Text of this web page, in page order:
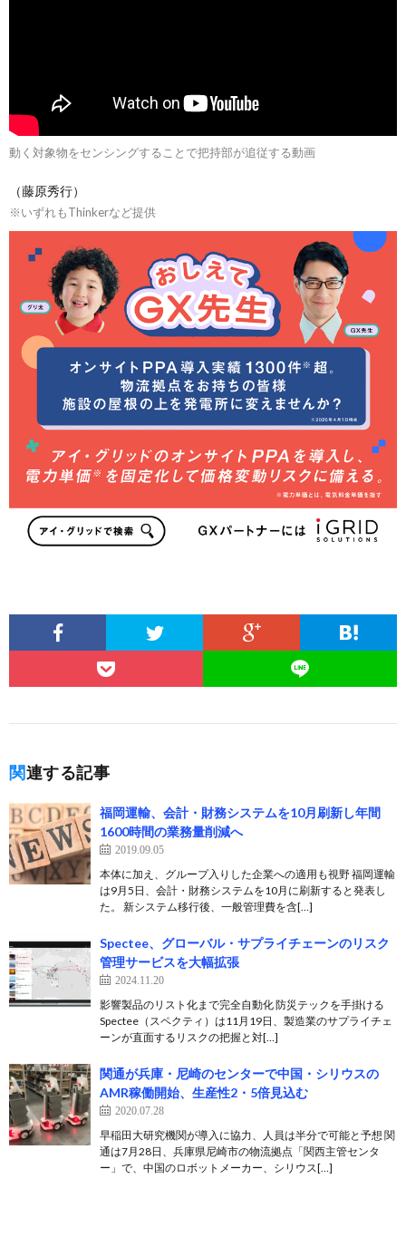
動く対象物をセンシングすることで把持部が追従する動画
（藤原秀行）
※いずれもThinkerなど提供
関連する記事
福岡運輸、会計・財務システムを10月刷新し年間
1600時間の業務量削減へ
2019.09.05
本体に加え、グループ入りした企業への適用も視野 福岡運輸
は9月5日、会計・財務システムを10月に刷新すると発表し
た。 新システム移行後、一般管理費を含[…]
Spectee、グローバル・サプライチェーンのリスク
管理サービスを大幅拡張
2024.11.20
影響製品のリスト化まで完全自動化​ 防災テックを手掛ける
Spectee（スペクティ）は11月19日、製造業のサプライチェ
ーンが直面するリスクの把握と対[…]
関通が兵庫・尼崎のセンターで中国・シリウスの
AMR稼働開始、生産性2・5倍見込む
2020.07.28
早稲田大研究機関が導入に協力、人員は半分で可能と予想 関
通は7月28日、兵庫県尼崎市の物流拠点「関西主管センタ
ー」で、中国のロボットメーカー、シリウス[…]